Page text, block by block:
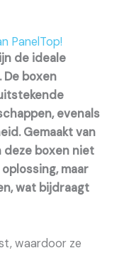
PanelTop!
de ideale
boxen
evenals
Gemaakt van
boxen niet
maar
wat bijdraagt
waardoor ze